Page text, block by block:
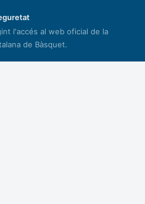
l'accés al web oficial de la
de Bàsquet.